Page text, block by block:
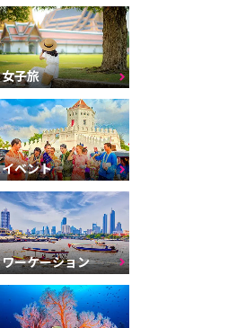
女子旅
イベント
ワーケーション